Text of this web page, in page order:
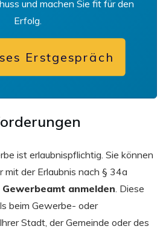
und machen Sie fit für den
Erfolg.
Erstgespräch
ist erlaubnispflichtig. Sie können
mit der Erlaubnis nach § 34a
Gewerbeamt anmelden. Diese
beim Gewerbe- oder
Stadt, der Gemeinde oder des